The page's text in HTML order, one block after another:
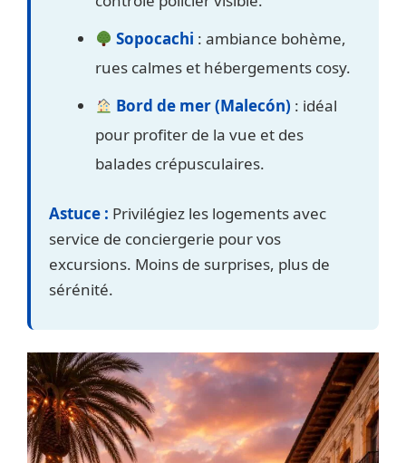
Sopocachi : ambiance bohème,
rues calmes et hébergements cosy.
Bord de mer (Malecón) : idéal
pour profiter de la vue et des
balades crépusculaires.
Astuce : Privilégiez les logements avec
service de conciergerie pour vos
excursions. Moins de surprises, plus de
sérénité.